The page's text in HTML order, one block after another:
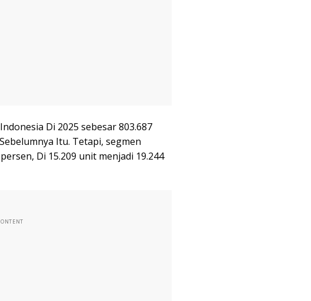
Di 2025 sebesar 803.687
Itu. Tetapi, segmen
Di 15.209 unit menjadi 19.244